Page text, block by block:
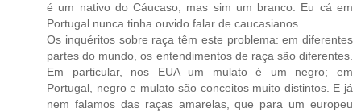
é um nativo do Cáucaso, mas sim um branco. Eu cá em
Portugal nunca tinha ouvido falar de caucasianos.
Os inquéritos sobre raça têm este problema: em diferentes
partes do mundo, os entendimentos de raça são diferentes.
Em particular, nos EUA um mulato é um negro; em
Portugal, negro e mulato são conceitos muito distintos. E já
nem falamos das raças amarelas, que para um europeu